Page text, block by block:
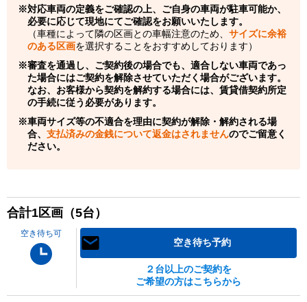
対応車両の定義をご確認の上、ご自身の車両が駐車可能か、
必要に応じて現地にてご確認をお願いいたします。
（車種によって隣の区画との車幅注意のため、 サイズに余裕
のある区画を選択することをおすすめしております）
審査を通過し、ご契約後の場合でも、適合しない車両であっ
た場合にはご契約を解除させていただく場合がございます。
なお、お客様から契約を解約する場合には、賃貸借契約所定
の手続に従う必要があります。
車両サイズ等の不適合を理由に契約が解除・解約される場
合、 支払済みの金銭について返金はされませんのでご留意く
ださい。
合計1区画（5台）
空き待ち可
空き待ち予約
２台以上のご契約を
ご希望の方はこちらから